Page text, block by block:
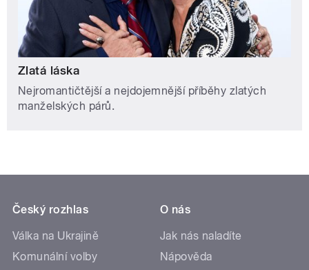
Zlatá láska
Nejromantičtější a nejdojemnější příběhy zlatých
manželských párů.
Český rozhlas
Válka na Ukrajině
Komunální volby
O nás
Jak nás naladíte
Nápověda